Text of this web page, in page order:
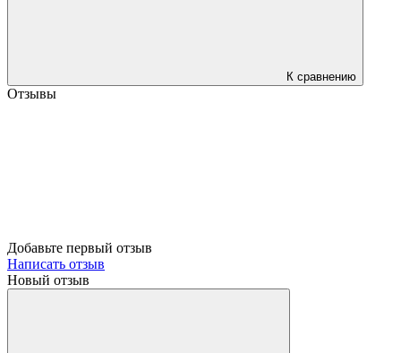
К сравнению
Отзывы
Добавьте первый отзыв
Написать отзыв
Новый отзыв